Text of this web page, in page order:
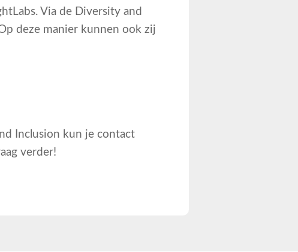
Via de Diversity and
deze manier kunnen ook zij
Inclusion kun je contact
verder!